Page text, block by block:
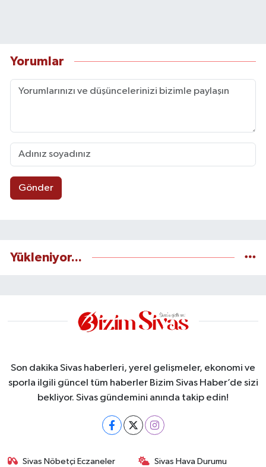
Yorumlar
Gönder
Yükleniyor...
Son dakika Sivas haberleri, yerel gelişmeler, ekonomi ve
sporla ilgili güncel tüm haberler Bizim Sivas Haber’de sizi
bekliyor. Sivas gündemini anında takip edin!
Sivas Nöbetçi Eczaneler Sivas Hava Durumu